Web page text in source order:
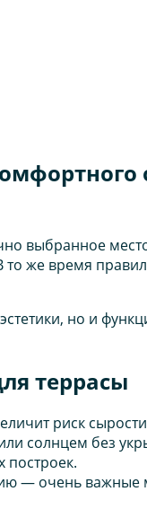
выбранное
же время
но и
террасы
риск
солнцем без
построек.
— очень